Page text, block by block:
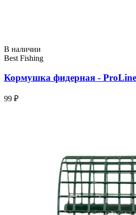
В наличии
Best Fishing
Кормушка фидерная -
99 ₽